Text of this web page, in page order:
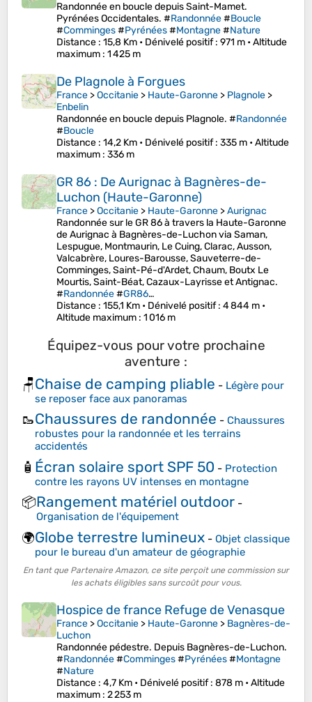
Randonnée en boucle depuis Saint-Mamet.
Pyrénées Occidentales. #Randonnée#Boucle
#Comminges#Pyrénées#Montagne#Nature
Distance : 15,8 Km • Dénivelé positif: 971 m •Altitude
maximum : 1 425 m
De Plagnole à Forgues
France >Occitanie > Haute-Garonne > Plagnole >
Enbelin
Randonnée en boucle depuis Plagnole. #Randonnée
#Boucle
Distance : 14,2 Km • Dénivelé positif: 335 m •Altitude
maximum : 336 m
GR 86 : De Aurignac à Bagnères-de-
Luchon (Haute-Garonne)
France >Occitanie > Haute-Garonne >Aurignac
Randonnée sur le GR 86 à travers la Haute-Garonne
de Aurignac à Bagnères-de-Luchon via Saman,
Lespugue, Montmaurin, Le Cuing, Clarac, Ausson,
Valcabrère, Loures-Barousse, Sauveterre-de-
Comminges, Saint-Pé-d'Ardet, Chaum, Boutx Le
Mourtis, Saint-Béat, Cazaux-Layrisse et Antignac.
#Randonnée#GR86…
Distance : 155,1 Km • Dénivelé positif: 4 844 m •
Altitude maximum : 1 016 m
Équipez-vous pour votre prochaine
aventure :
🪑Chaise de camping pliable - Légère pour
se reposer face aux panoramas
🥾Chaussures de randonnée - Chaussures
robustes pour la randonnée et les terrains
accidentés
🧴 Écran solaire sport SPF 50 - Protection
contre les rayons UV intenses en montagne
📦Rangement matériel outdoor -
Organisation de l'équipement
🌍Globe terrestre lumineux - Objet classique
pour le bureau d'un amateur de géographie
En tant que Partenaire Amazon, ce site perçoit une commission sur
les achats éligibles sans surcoût pour vous.
Hospice de france Refuge de Venasque
France >Occitanie > Haute-Garonne > Bagnères-de-
Luchon
Randonnée pédestre. Depuis Bagnères-de-Luchon.
#Randonnée#Comminges#Pyrénées#Montagne
#Nature
Distance : 4,7 Km • Dénivelé positif: 878 m •Altitude
maximum : 2 253 m